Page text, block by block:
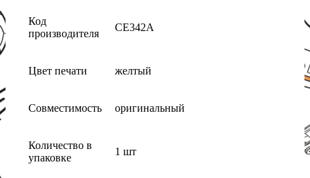
Код
производителя
CE342A
Цвет печати желтый
Совместимость оригинальный
Количество в
упаковке
1 шт